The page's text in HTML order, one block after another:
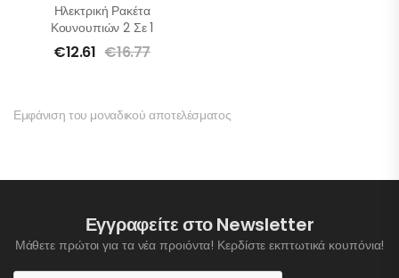
Ηλεκτρική Ρακέτα
Κουνουπιών 2 Σε 1
€12.61 €16.77
Εμφάνιση του μοναδικού αποτελέσματος
Εγγραφείτε στο Newsletter
Μάθετε πρώτοι για τα νέα προιόντα! Κερδίστε εκπτωτικά κουπόνια!